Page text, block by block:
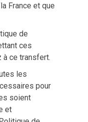
France et que
de
ces
à ce transfert.
les
pour
soient
et